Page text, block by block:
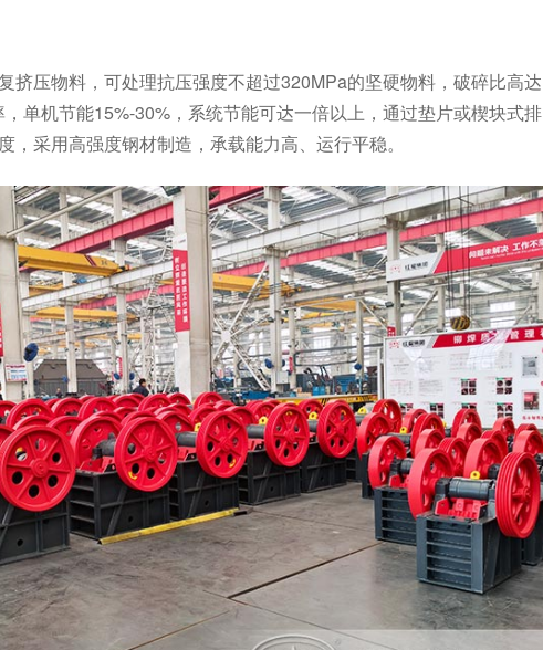
挤压物料，可处理抗压强度不超过320MPa的坚硬物料，破碎比高达
单机节能15%-30%，系统节能可达一倍以上，通过垫片或楔块式排
采用高强度钢材制造，承载能力高、运行平稳。